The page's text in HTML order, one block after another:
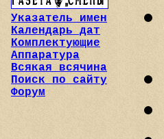
Указатель имен
Календарь дат
Комплектующие
Аппаратура
Всякая всячина
Поиск по сайту
Форум